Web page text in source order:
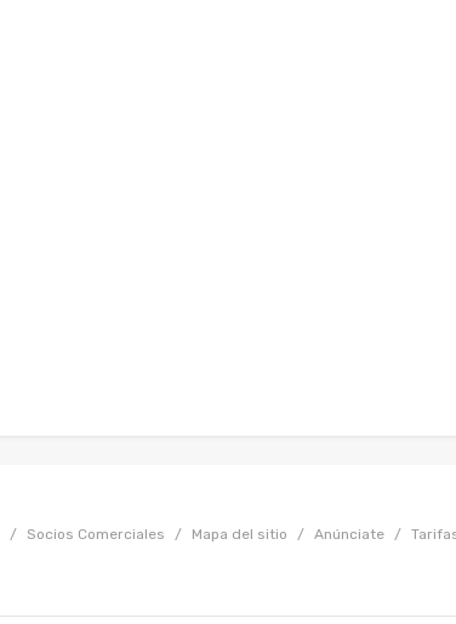
/ Socios Comerciales / Mapa del sitio / Anúnciate /